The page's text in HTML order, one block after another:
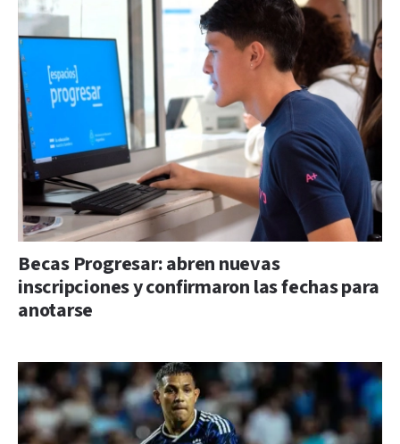
Becas Progresar: abren nuevas
inscripciones y confirmaron las fechas para
anotarse